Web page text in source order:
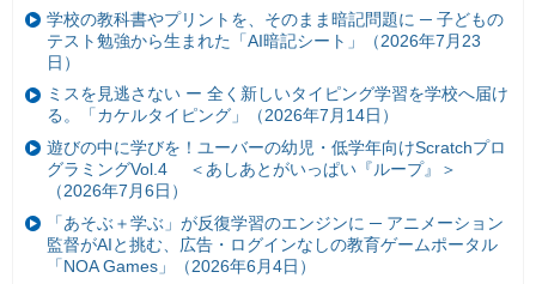
学校の教科書やプリントを、そのまま暗記問題に ─ 子どもの
テスト勉強から生まれた「AI暗記シート」（2026年7月23
日）
ミスを見逃さない ー 全く新しいタイピング学習を学校へ届け
る。「カケルタイピング」（2026年7月14日）
遊びの中に学びを！ユーバーの幼児・低学年向けScratchプロ
グラミングVol.4 ＜あしあとがいっぱい『ループ』＞
（2026年7月6日）
「あそぶ＋学ぶ」が反復学習のエンジンに ─ アニメーション
監督がAIと挑む、広告・ログインなしの教育ゲームポータル
「NOA Games」（2026年6月4日）